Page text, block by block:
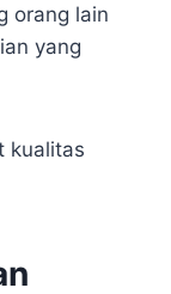
orang lain
yang
kualitas